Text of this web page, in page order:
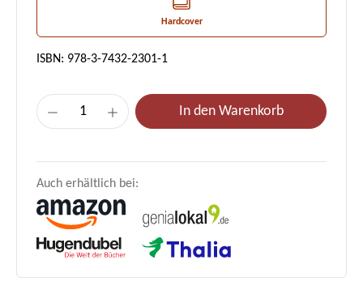
Hardcover
ISBN: 978-3-7432-2301-1
Produkt Anzahl: Gib den gewünschten
In den Warenkorb
Auch erhältlich bei: